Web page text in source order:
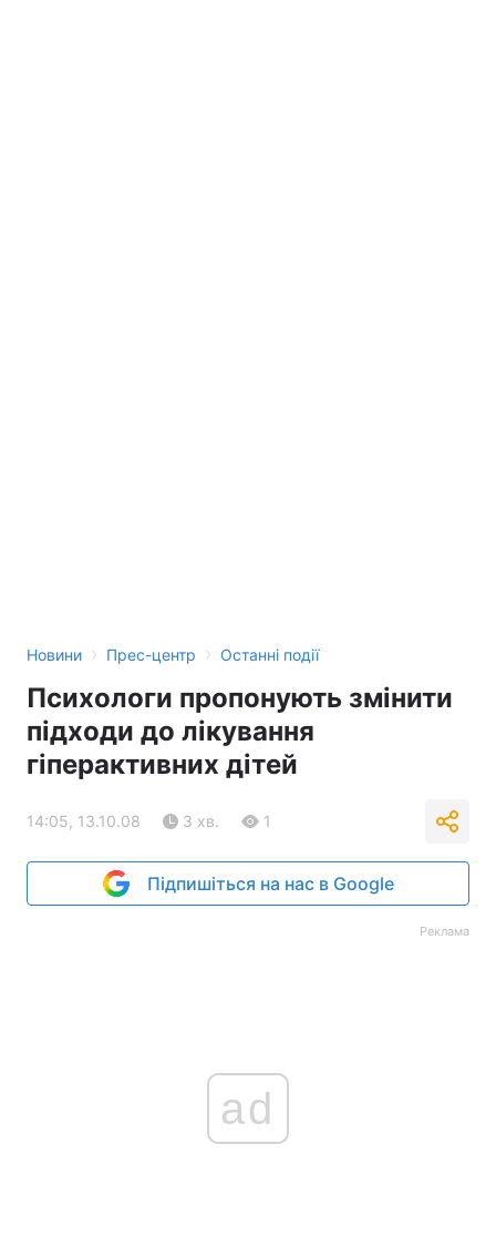
Новини › Прес-центр › Останні події
Психологи пропонують змінити
підходи до лікування
гіперактивних дітей
14:05, 13.10.08 3 хв. 1
Підпишіться на нас в Google
Реклама
ad